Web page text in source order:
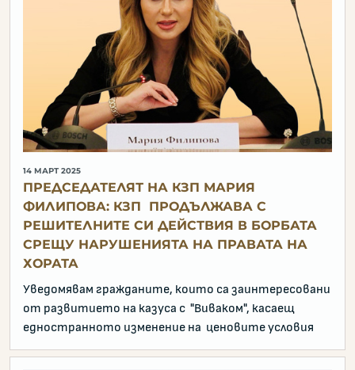
14 МАРТ 2025
ПРЕДСЕДАТЕЛЯТ НА КЗП МАРИЯ
ФИЛИПОВА: КЗП ПРОДЪЛЖАВА С
РЕШИТЕЛНИТЕ СИ ДЕЙСТВИЯ В БОРБАТА
СРЕЩУ НАРУШЕНИЯТА НА ПРАВАТА НА
ХОРАТА
Уведомявам гражданите, които са заинтересовани
от развитието на казуса с "Виваком", касаещ
едностранното изменение на ценовите условия